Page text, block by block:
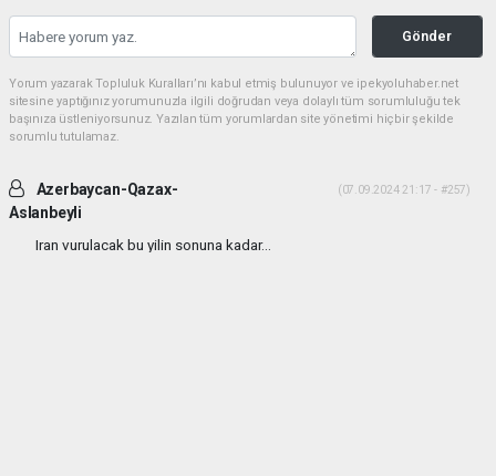
Gönder
Yorum yazarak Topluluk Kuralları’nı kabul etmiş bulunuyor ve ipekyoluhaber.net
sitesine yaptığınız yorumunuzla ilgili doğrudan veya dolaylı tüm sorumluluğu tek
başınıza üstleniyorsunuz. Yazılan tüm yorumlardan site yönetimi hiçbir şekilde
sorumlu tutulamaz.
Azerbaycan-Qazax-
Aslanbeyli
(07.09.2024 21:17 - #257)
Iran vurulacak bu yilin sonuna kadar...